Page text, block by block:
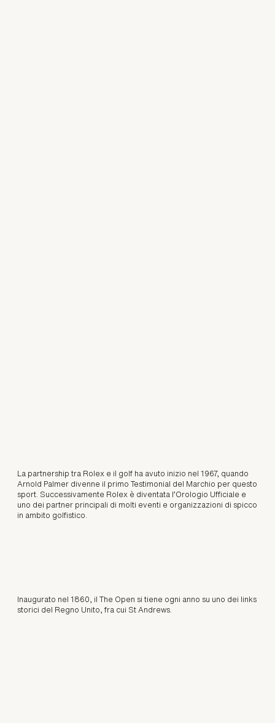
La partnership tra Rolex e il golf ha avuto inizio nel 1967, quando
Arnold Palmer divenne il primo Testimonial del Marchio per questo
sport. Successivamente Rolex è diventata l’Orologio Ufficiale e
uno dei partner principali di molti eventi e organizzazioni di spicco
in ambito golfistico.
Inaugurato nel 1860, il The Open si tiene ogni anno su uno dei links
storici del Regno Unito, fra cui St Andrews.